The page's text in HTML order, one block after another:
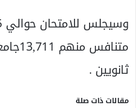
ثانويين .
مقالات ذات صلة